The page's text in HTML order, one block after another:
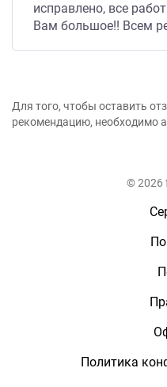
исправлено, все
Вам большое!! Всем
Для того, чтобы оставить
рекомендацию, необходимо
© 2026
Политика